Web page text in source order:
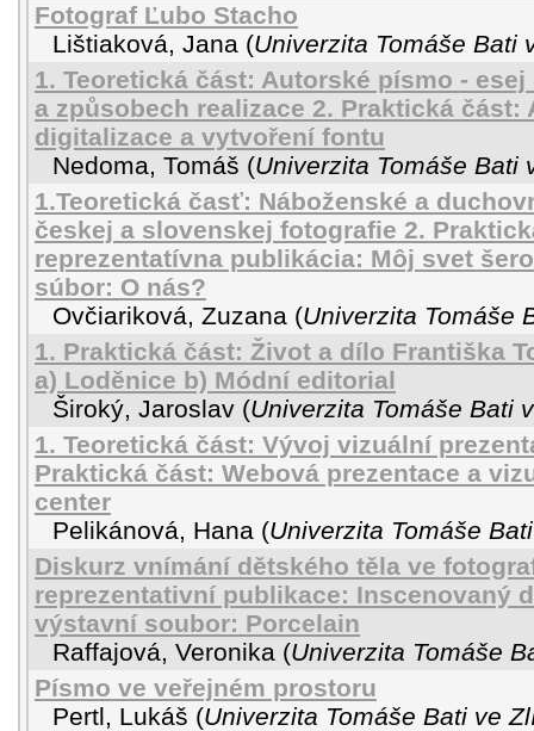
Fotograf Ľubo Stacho
Lištiaková, Jana (Univerzita Tomáše Bati
1. Teoretická část: Autorské písmo -
a způsobech realizace 2. Praktická část:
digitalizace a vytvoření fontu
Nedoma, Tomáš (Univerzita Tomáše Bati
1.Teoretická časť: Náboženské a
českej a slovenskej fotografie 2.
reprezentatívna publikácia: Môj svet
súbor: O nás?
Ovčiariková, Zuzana (Univerzita Tomáše
1. Praktická část: Život a dílo Františka
a) Loděnice b) Módní editorial
Široký, Jaroslav (Univerzita Tomáše Bati
1. Teoretická část: Vývoj vizuální
Praktická část: Webová prezentace a
center
Pelikánová, Hana (Univerzita Tomáše
Diskurz vnímání dětského těla ve
reprezentativní publikace: Inscenovaný
výstavní soubor: Porcelain
Raffajová, Veronika (Univerzita Tomáše
Písmo ve veřejném prostoru
Pertl, Lukáš (Univerzita Tomáše Bati ve